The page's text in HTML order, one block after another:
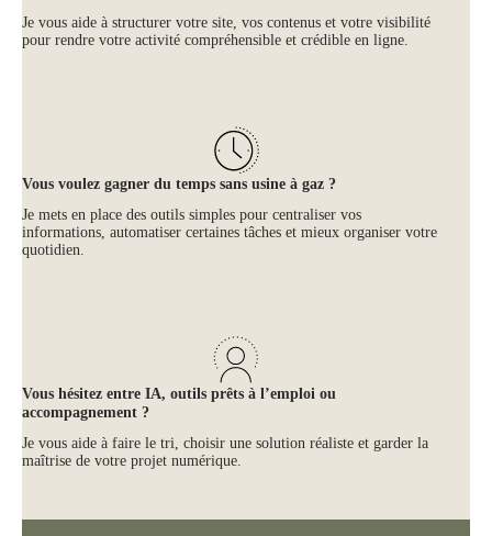
Je vous aide à structurer votre site, vos contenus et votre visibilité
pour rendre votre activité compréhensible et crédible en ligne.
Vous voulez gagner du temps sans usine à gaz ?
Je mets en place des outils simples pour centraliser vos
informations, automatiser certaines tâches et mieux organiser votre
quotidien.
Vous hésitez entre IA, outils prêts à l’emploi ou
accompagnement ?
Je vous aide à faire le tri, choisir une solution réaliste et garder la
maîtrise de votre projet numérique.